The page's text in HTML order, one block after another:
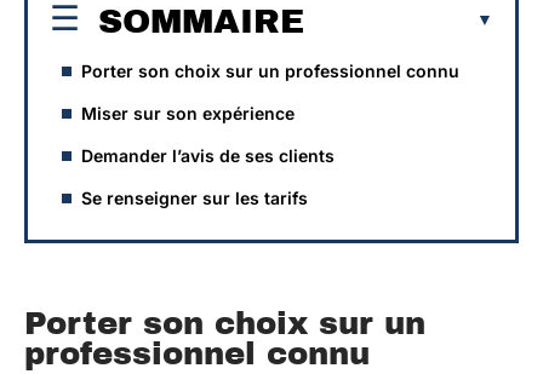
SOMMAIRE
Porter son choix sur un professionnel connu
Miser sur son expérience
Demander l’avis de ses clients
Se renseigner sur les tarifs
Porter son choix sur un
professionnel connu